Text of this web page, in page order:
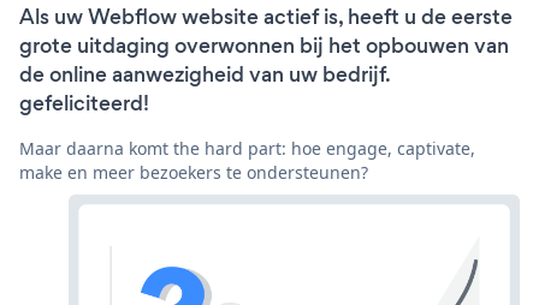
Als uw Webflow website actief is, heeft u de eerste
grote uitdaging overwonnen bij het opbouwen van
de online aanwezigheid van uw bedrijf.
gefeliciteerd!
Maar daarna komt the hard part: hoe engage, captivate,
make en meer bezoekers te ondersteunen?